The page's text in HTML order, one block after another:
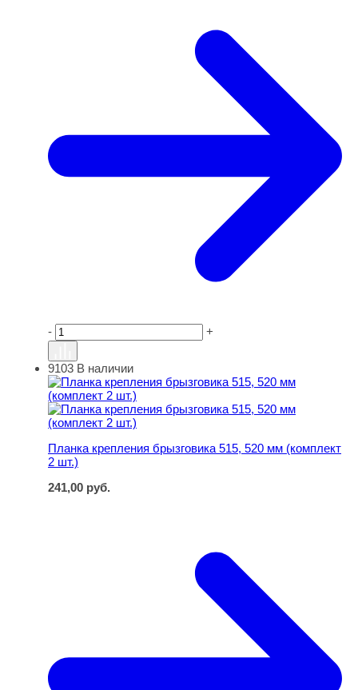
- +
Планка крепления брызговика 515, 520 мм (комплект 2
9103 В наличии
Планка крепления брызговика 515, 520 мм (комплект
2 шт.)
241,00 руб.